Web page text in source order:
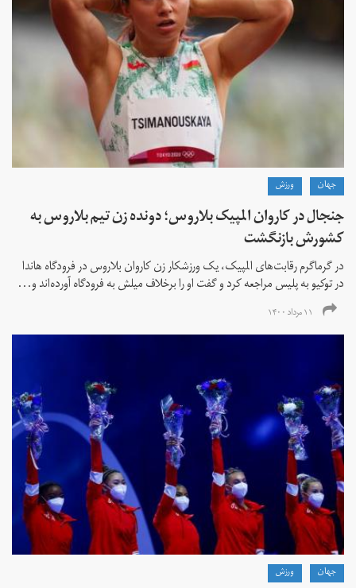
جهان ورزش
جنجال در کاروان المپیک بلاروس؛ دونده زن تیم بلاروس به
کشورش بازنگشت
در گرماگرم رقابت‌های المپیک، یک ورزشکار زن کاروان بلاروس در فرودگاه هاندا
در توکیو به پلیس مراجعه کرد و گفت او را برخلاف میلش به فرودگاه آورده‌اند و...
۱۱ مرداد ۱۴۰۰
جهان ورزش